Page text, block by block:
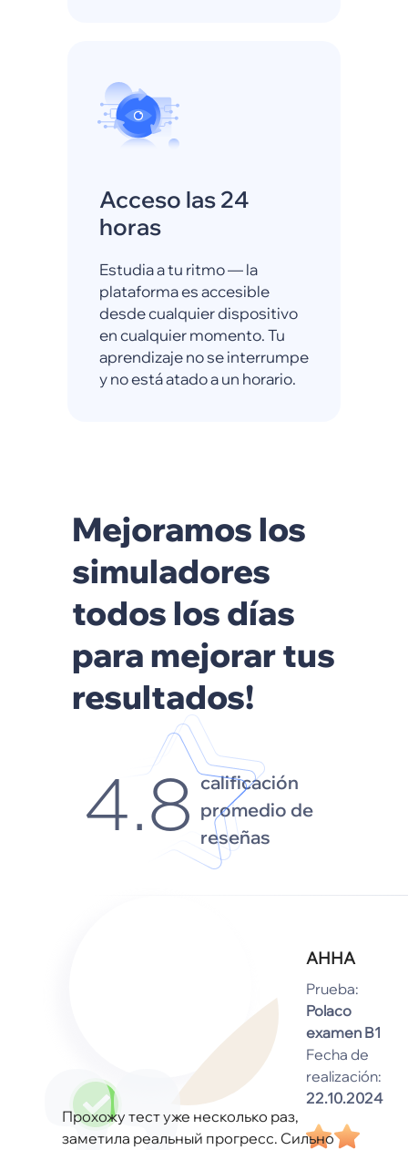
Acceso las 24
horas
Estudia a tu ritmo — la
plataforma es accesible
desde cualquier dispositivo
en cualquier momento. Tu
aprendizaje no se interrumpe
y no está atado a un horario.
Mejoramos los
simuladores
todos los días
para mejorar tus
resultados!
4.8 calificación
promedio de
reseñas
АННА
Prueba:
Polaco
examen B1
Fecha de
realización:
22.10.2024
Прохожу тест уже несколько раз,
заметила реальный прогресс. Сильно